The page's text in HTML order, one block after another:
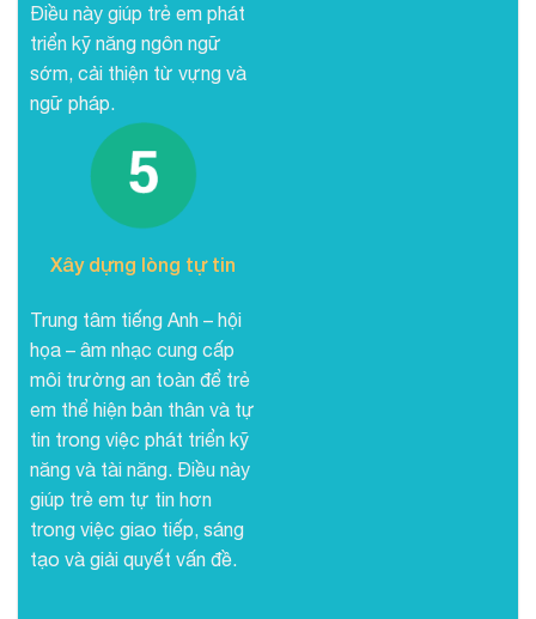
Điều này giúp trẻ em phát
triển kỹ năng ngôn ngữ
sớm, cải thiện từ vựng và
ngữ pháp.
Xây dựng lòng tự tin
Trung tâm tiếng Anh – hội
họa – âm nhạc cung cấp
môi trường an toàn để trẻ
em thể hiện bản thân và tự
tin trong việc phát triển kỹ
năng và tài năng. Điều này
giúp trẻ em tự tin hơn
trong việc giao tiếp, sáng
tạo và giải quyết vấn đề.